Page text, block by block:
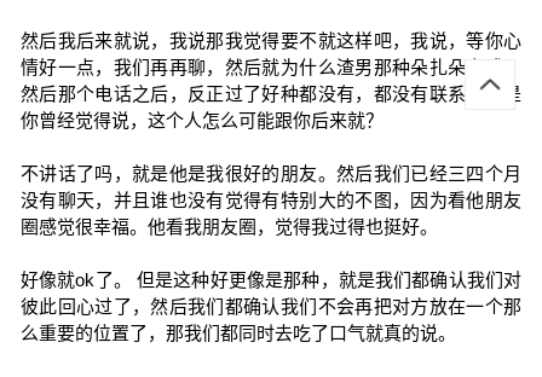
然后我后来就说，我说那我觉得要不就这样吧，我说，等你心
情好一点，我们再再聊，然后就为什么渣男那种朵扎朵方式，
然后那个电话之后，反正过了好种都没有，都没有联系，就是
你曾经觉得说，这个人怎么可能跟你后来就？
不讲话了吗，就是他是我很好的朋友。然后我们已经三四个月
没有聊天，并且谁也没有觉得有特别大的不图，因为看他朋友
圈感觉很幸福。他看我朋友圈，觉得我过得也挺好。
好像就ok了。 但是这种好更像是那种，就是我们都确认我们对
彼此回心过了，然后我们都确认我们不会再把对方放在一个那
么重要的位置了，那我们都同时去吃了口气就真的说。